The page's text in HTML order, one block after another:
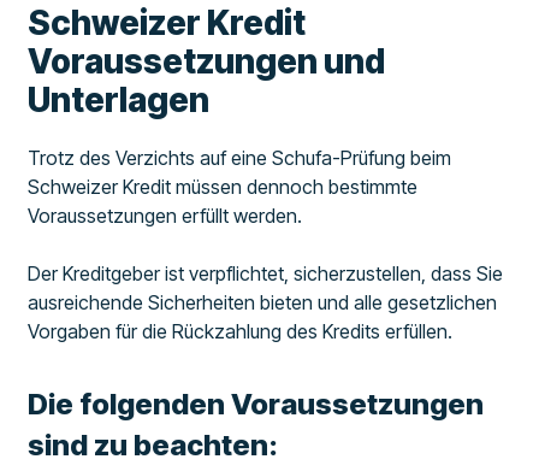
Schweizer Kredit
Voraussetzungen und
Unterlagen
Trotz des Verzichts auf eine Schufa-Prüfung beim
Schweizer Kredit müssen dennoch bestimmte
Voraussetzungen erfüllt werden.
Der Kreditgeber ist verpflichtet, sicherzustellen, dass Sie
ausreichende Sicherheiten bieten und alle gesetzlichen
Vorgaben für die Rückzahlung des Kredits erfüllen.
Die folgenden Voraussetzungen
sind zu beachten: